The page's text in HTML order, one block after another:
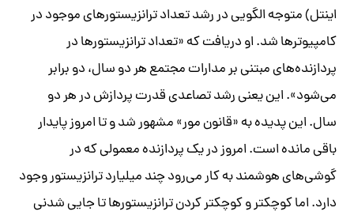
اینتل) متوجه الگویی در رشد تعداد ترانزیستورهای موجود در
کامپیوترها شد. او دریافت که «تعداد ترانزیستورها در
پردازنده‌های مبتنی بر مدارات مجتمع هر دو سال، دو برابر
می‌شود». این یعنی رشد تصاعدی قدرت پردازش در هر دو
سال. این پدیده به «قانون مور» مشهور شد و تا امروز پایدار
باقی مانده است. امروز در یک پردازنده معمولی که در
گوشی‌های هوشمند به کار می‌رود چند میلیارد ترانزیستور وجود
دارد. اما کوچکتر و کوچکتر کردن ترانزیستورها تا جایی شدنی